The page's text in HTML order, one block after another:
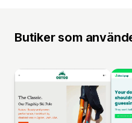
Butiker som